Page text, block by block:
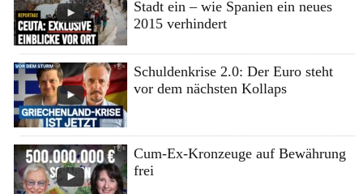
Stadt ein – wie Spanien ein neues
2015 verhindert
Schuldenkrise 2.0: Der Euro steht
vor dem nächsten Kollaps
Cum-Ex-Kronzeuge auf Bewährung
frei